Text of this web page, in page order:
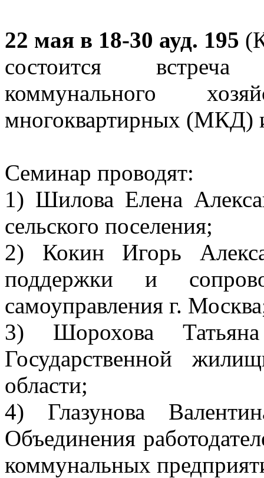
22 мая в 18-30 ауд. 195
состоится
коммунального
многоквартирных (МКД)
Семинар проводят:
1) Шилова Елена
сельского поселения;
2) Кокин Игорь
поддержки и
самоуправления г.
3) Шорохова
Государственной
области;
4) Глазунова
Объединения
коммунальных